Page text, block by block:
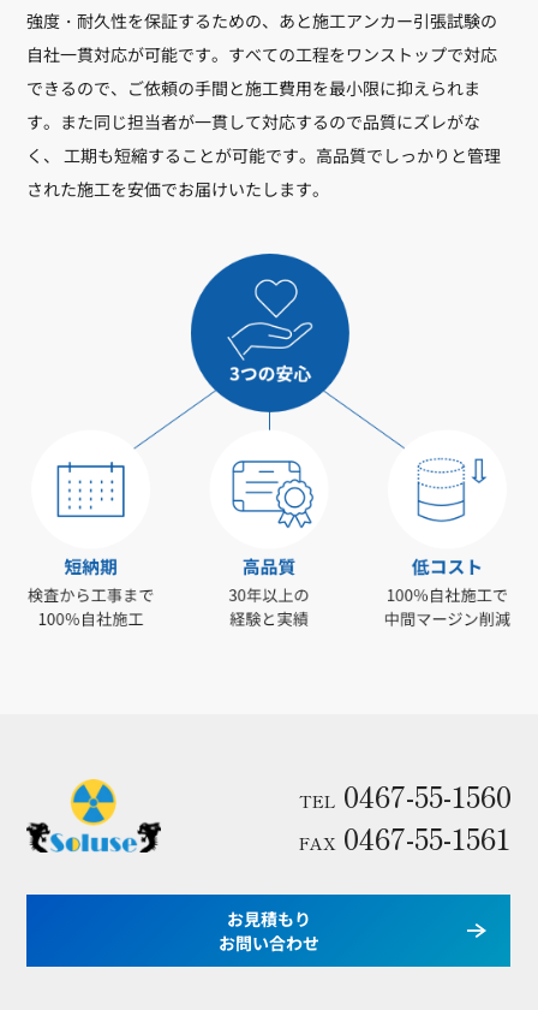
強度・耐久性を保証するための、あと施工アンカー引張試験の
自社一貫対応が可能です。すべての工程をワンストップで対応
できるので、ご依頼の手間と施工費用を最小限に抑えられま
す。また同じ担当者が一貫して対応するので品質にズレがな
く、 工期も短縮することが可能です。高品質でしっかりと管理
された施工を安価でお届けいたします。
TEL 0467-55-1560
FAX 0467-55-1561
お見積もり
お問い合わせ